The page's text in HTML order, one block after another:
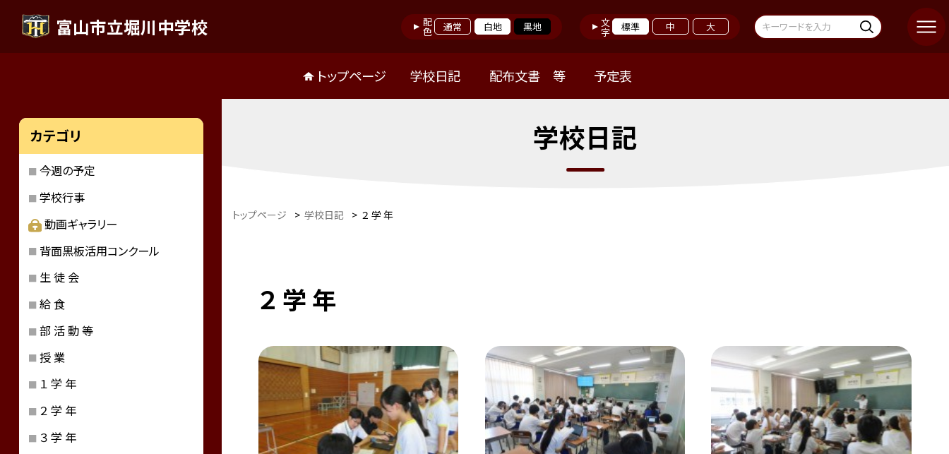
富山市立堀川中学校 配色 通常 白地 黒地 文字 標準 中 大
トップページ 学校日記 配布文書 等 予定表
学校日記
トップページ > 学校日記 > ２ 学 年
２ 学 年
カテゴリ
今週の予定
学校行事
動画ギャラリー
背面黒板活用コンクール
生 徒 会
給 食
部 活 動 等
授 業
１ 学 年
２ 学 年
３ 学 年